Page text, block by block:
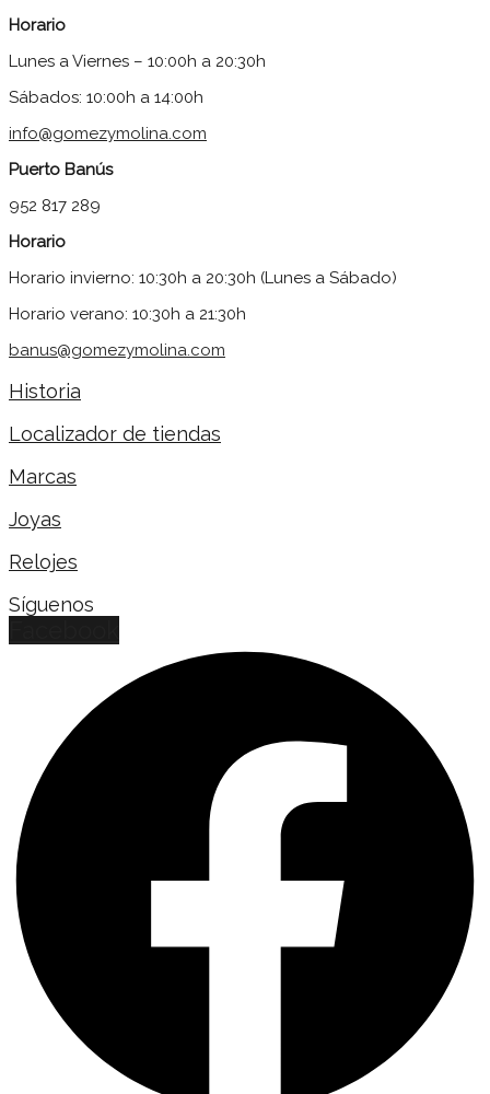
Horario
Lunes a Viernes – 10:00h a 20:30h
Sábados: 10:00h a 14:00h
info@gomezymolina.com
Puerto Banús
952 817 289
Horario
Horario invierno: 10:30h a 20:30h (Lunes a Sábado)
Horario verano: 10:30h a 21:30h
banus@gomezymolina.com
Historia
Localizador de tiendas
Marcas
Joyas
Relojes
Síguenos